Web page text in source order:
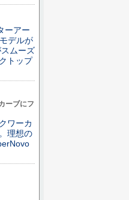
ーアー
デルが
ムーズ
トップ
ーブにフ
ワーカ
理想の